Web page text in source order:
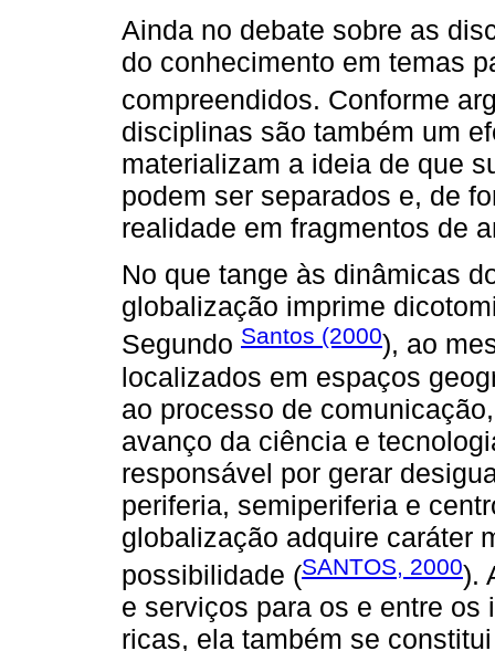
Ainda no debate sobre as
do conhecimento em temas
compreendidos. Conforme
disciplinas são também um
materializam a ideia de que
podem ser separados e, de
realidade em fragmentos de
No que tange às dinâmicas
globalização imprime
Segundo Santos (2000), ao
localizados em espaços
ao processo de
avanço da ciência e
responsável por gerar
periferia, semiperiferia e
globalização adquire caráter
possibilidade (SANTOS, 2000).
e serviços para os e entre
ricas, ela também se